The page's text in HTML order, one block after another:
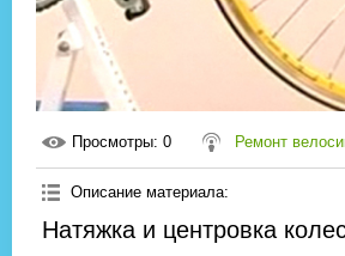
Просмотры: 0 Ремонт
Описание материала:
Натяжка и центровка